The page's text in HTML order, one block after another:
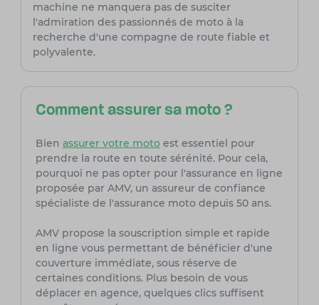
machine ne manquera pas de susciter
l'admiration des passionnés de moto à la
recherche d'une compagne de route fiable et
polyvalente.
Comment assurer sa moto ?
Bien assurer votre motoest essentiel pour
prendre la route en toute sérénité. Pour cela,
pourquoi ne pas opter pour l'assurance en ligne
proposée par AMV, un assureur de confiance
spécialiste de l'assurance moto depuis 50 ans.
AMV propose la souscription simple et rapide
en ligne vous permettant de bénéficier d'une
couverture immédiate, sous réserve de
certaines conditions. Plus besoin de vous
déplacer en agence, quelques clics suffisent